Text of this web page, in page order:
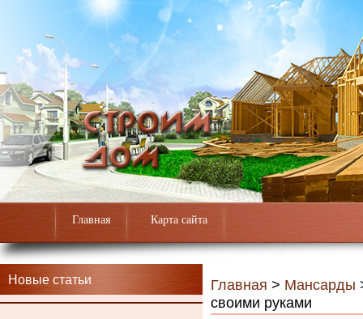
Главная Карта сайта
Новые статьи Главная > Мансарды
своими руками